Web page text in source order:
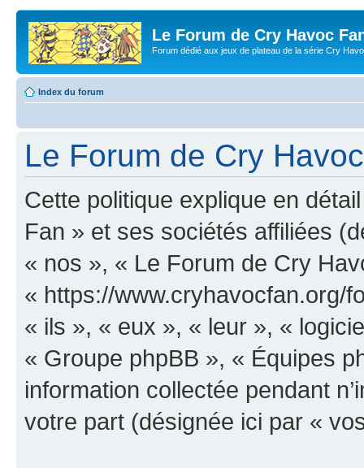
Le Forum de Cry Havoc
Forum dédié aux jeux de plateau de la série Cry
Index du forum
Le Forum de Cry
Cette politique explique en
Fan » et ses sociétés affiliées
« nos », « Le Forum de Cry
« https://www.cryhavocfan.org/
« ils », « eux », « leur », «
« Groupe phpBB », « Équipes
information collectée pendant
votre part (désignée ici par «